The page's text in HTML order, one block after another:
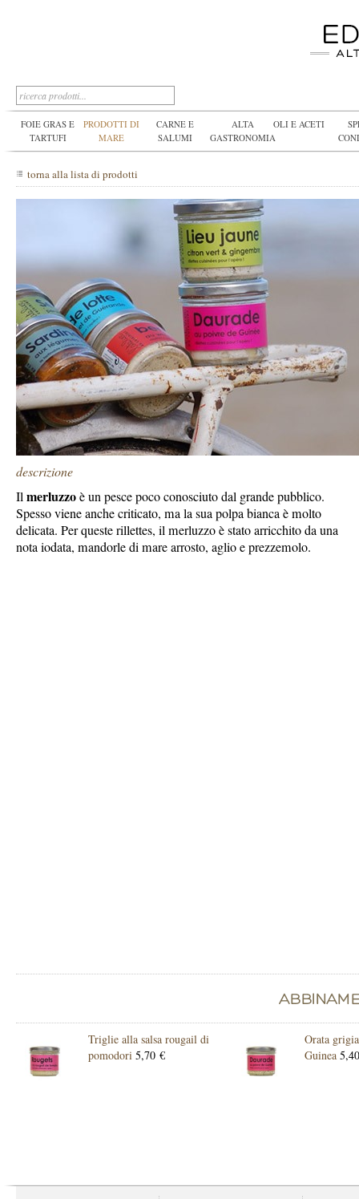
FOIE GRAS E
TARTUFI
PRODOTTI DI
MARE
CARNE E
SALUMI
ALTA
GASTRONOMIA
OLI E ACETI
torna alla lista di prodotti
descrizione
Ilmerluzzoè un pesce poco conosciuto dal grande pubblico.
Spesso viene anche criticato, ma la sua polpa bianca è molto
delicata. Per queste rillettes, il merluzzo è stato arricchito da una
nota iodata, mandorle di mare arrosto, aglio e prezzemolo.
Triglie alla salsa rougail di
pomodori 5,70 €
Orata
Guinea